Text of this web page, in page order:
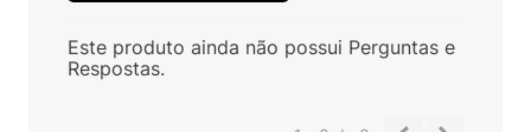
Este produto ainda não possui Perguntas e
Respostas.